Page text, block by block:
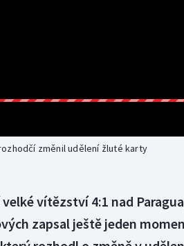
změnil udělení žluté karty
vítězství 4:1 nad
zapsal ještě jeden